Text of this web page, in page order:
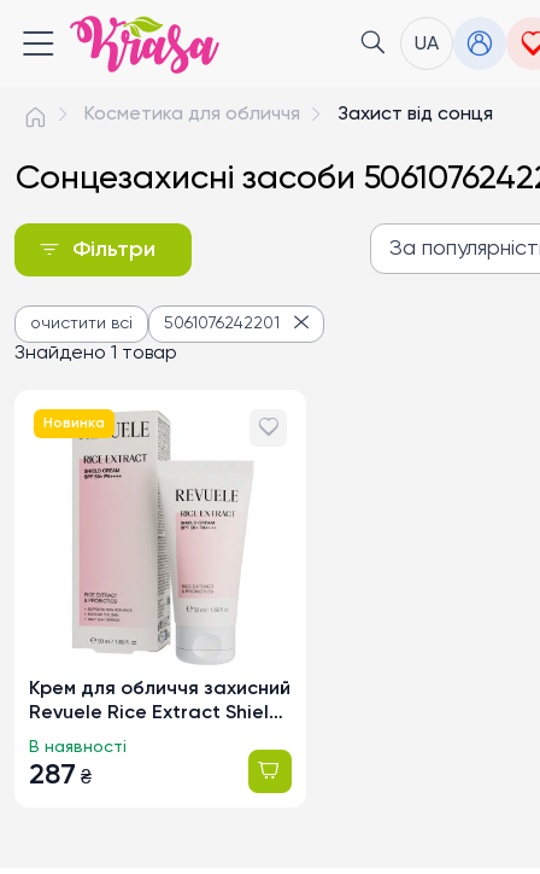
UA
Косметика для обличчя Захист від сонця
Сонцезахисні засоби
Фільтри За
За популярністю
Від дешевих до
Знайдено 1 товар
очистити всі 5061076242201
Новинка
Крем для обличчя захисний
Revuele Rice Extract Shield
Cream SPF50+ PA++++, 50мл
287 ₴
В наявності